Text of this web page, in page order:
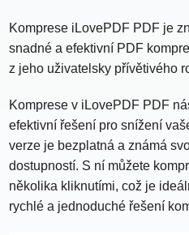
Komprese iLovePDF PDF je
snadné a efektivní PDF
z jeho uživatelsky přívětivého
Komprese v iLovePDF PDF
efektivní řešení pro snížení
verze je bezplatná a známá
dostupností. S ní můžete
několika kliknutími, což je
rychlé a jednoduché řešení